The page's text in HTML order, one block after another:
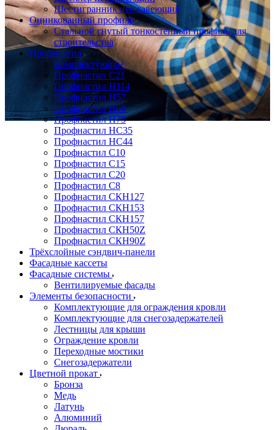
Шестигранник нержавеющий
Оцинкованный профиль
Стальной гнутый тонкостенный профиль для
строительства
Профнастил
Комплектующие
Профнастил C21
Профнастил Н114
Профнастил Н57
Профнастил Н60
Профнастил Н75
Профнастил НС35
Профнастил НС44
Профнастил С10
Профнастил С15
Профнастил С20
Профнастил С8
Профнастил СКН127
Профнастил СКН153
Профнастил СКН157
Профнастил СКН50Z
Профнастил СКН90Z
Трёхслойные сэндвич-панели
Фасадные кассеты
Фасадные системы
Вентилируемые фасады
Элементы безопасности
Комплектующие для ограждения кровли
Комплектующие для снегозадержателей
Лестницы для крыши
Ограждение кровли
Переходные мостики
Снегозадержатели
Цветной прокат
Бронза
Медь
Латунь
Алюминий